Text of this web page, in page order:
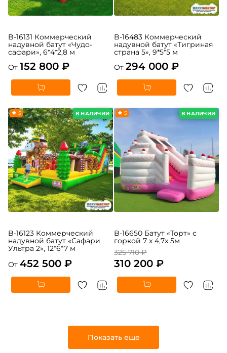
B-16131 Коммерческий
надувной батут «Чудо-
сафари», 6*4*2,8 м
От 152 800 ₽
B-16483 Коммерческий
надувной батут «Тигриная
страна 5», 9*5*5 м
От 294 000 ₽
В НАЛИЧИИ
5
B-16123 Коммерческий
Ультра 2», 12*6*7 м
От 452 500 ₽
B-16650 Батут «Торт» с
325 710 ₽
310 200 ₽